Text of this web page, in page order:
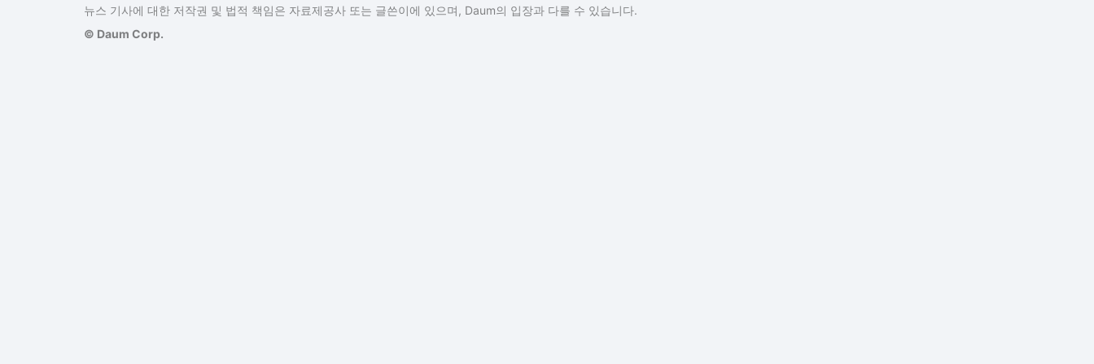
뉴스 기사에 대한 저작권 및 법적 책임은 자료제공사 또는 글쓴이에 있으며, Daum의 입장과 다를 수 있습니다.
© Daum Corp.